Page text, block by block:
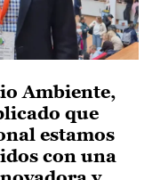
Ambiente,
que
estamos
con una